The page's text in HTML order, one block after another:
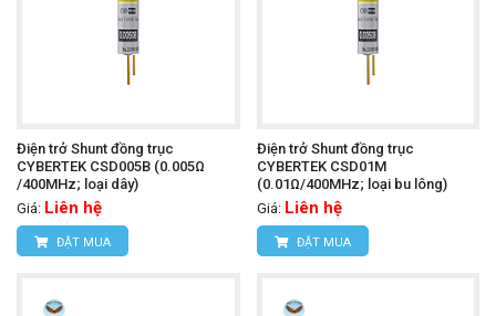
Điện trở Shunt đồng trục
CYBERTEK CSD005B (0.005Ω
/400MHz; loại dây)
Giá: Liên hệ
ĐẶT MUA
Điện trở Shunt đồng trục
CYBERTEK CSD01M
(0.01Ω/400MHz; loại bu lông)
Giá: Liên hệ
ĐẶT MUA